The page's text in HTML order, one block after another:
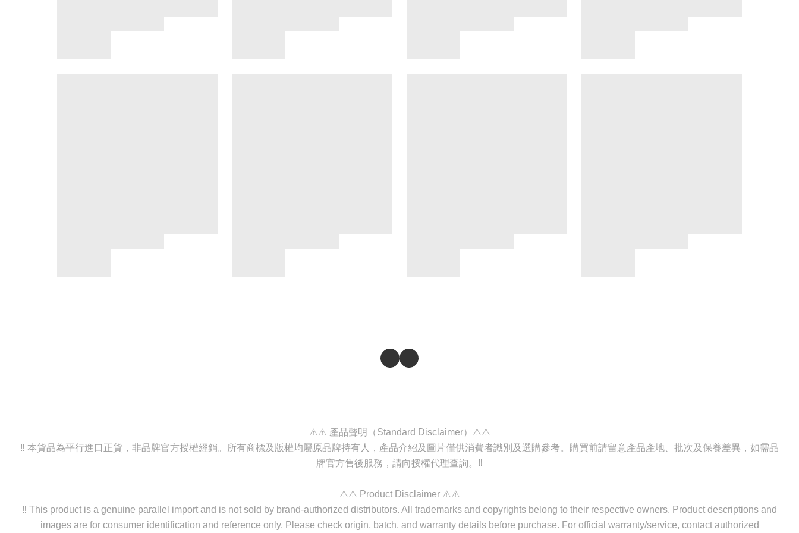
⚠️⚠️ 產品聲明（Standard Disclaimer）⚠️⚠️
‼️ 本貨品為平行進口正貨，非品牌官方授權經銷。所有商標及版權均屬原品牌持有人，產品介紹及圖片僅供消費者識別及選購參考。購買前請留意產品產地、批次及保養差異，如需品
牌官方售後服務，請向授權代理查詢。‼️
⚠️⚠️ Product Disclaimer ⚠️⚠️
‼️ This product is a genuine parallel import and is not sold by brand-authorized distributors. All trademarks and copyrights belong to their respective owners. Product descriptions and
images are for consumer identification and reference only. Please check origin, batch, and warranty details before purchase. For official warranty/service, contact authorized